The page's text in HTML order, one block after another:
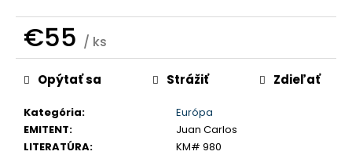
€55 / ks
Jednotková
cena:
Kategória:
Európa
EMITENT:
Juan Carlos
LITERATÚRA:
KM# 980
Opýtať sa Strážiť Zdieľať
a
m
e
JOZEF